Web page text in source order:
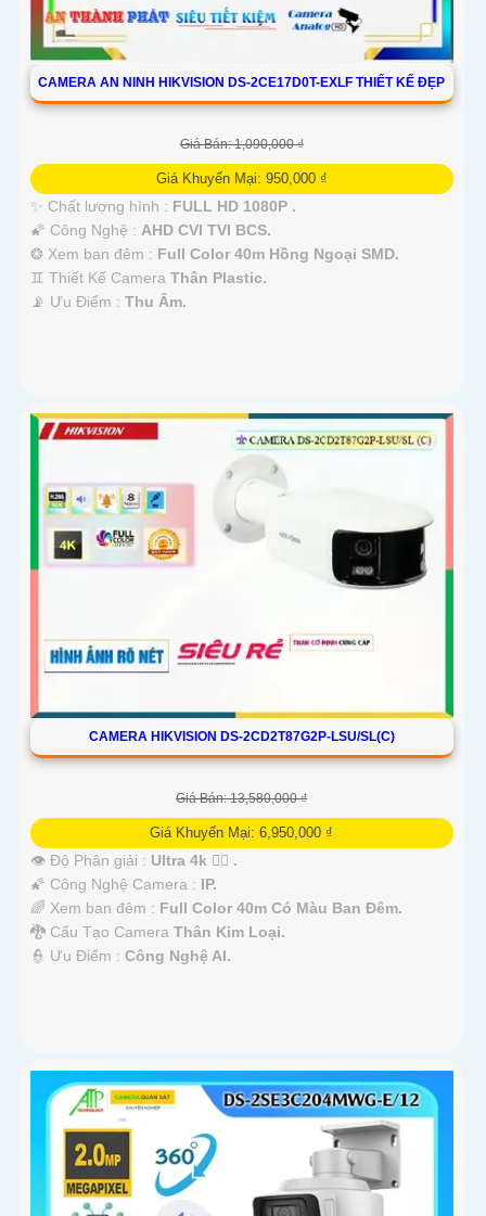
CAMERA AN NINH HIKVISION DS-2CE17D0T-EXLF THIẾT KẾ ĐẸP
Giá Bán: 1,090,000 ₫
Giá Khuyến Mại: 950,000 ₫
✨ Chất lượng hình : FULL HD 1080P .
🌠 Công Nghệ : AHD CVI TVI BCS.
❂ Xem ban đêm : Full Color 40m Hồng Ngoại SMD.
♊ Thiết Kế Camera Thân Plastic.
️📡 Ưu Điểm : Thu Âm.
CAMERA HIKVISION DS-2CD2T87G2P-LSU/SL(C)
Giá Bán: 13,580,000 ₫
Giá Khuyến Mại: 6,950,000 ₫
👁 Độ Phân giải : Ultra 4k 👍🏾 .
🌠 Công Nghệ Camera : IP.
🌈 Xem ban đêm : Full Color 40m Có Màu Ban Đêm.
🐉️ Cấu Tạo Camera Thân Kim Loại.
️👮 Ưu Điểm : Công Nghệ AI.